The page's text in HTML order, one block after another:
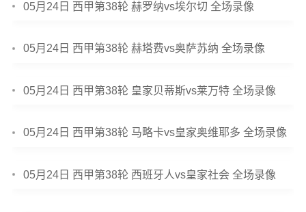
05月24日 西甲第38轮 赫罗纳vs埃尔切 全场录像
05月24日 西甲第38轮 赫塔费vs奥萨苏纳 全场录像
05月24日 西甲第38轮 皇家贝蒂斯vs莱万特 全场录像
05月24日 西甲第38轮 马略卡vs皇家奥维耶多 全场录像
05月24日 西甲第38轮 西班牙人vs皇家社会 全场录像